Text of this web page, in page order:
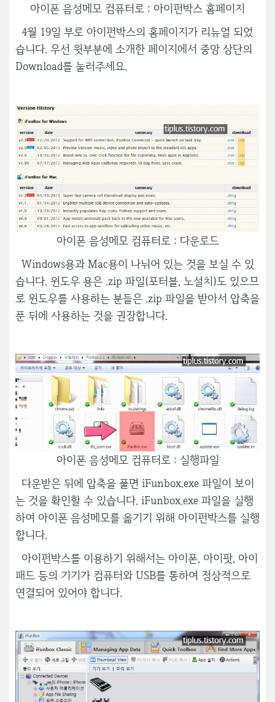
아이폰 음성메모 컴퓨터로 : 아이펀박스 홈페이지
4월 19일 부로 아이펀박스의 홈페이지가 리뉴얼 되었
습니다. 우선 윗부분에 소개한 페이지에서 중앙 상단의
Download를 눌러주세요.
아이폰 음성메모 컴퓨터로 : 다운로드
Windows용과 Mac용이 나뉘어 있는 것을 보실 수 있
습니다. 윈도우 용은 .zip 파일(포터블, 노설치)도 있으므
로 윈도우를 사용하는 분들은 .zip 파일을 받아서 압축을
푼 뒤에 사용하는 것을 권장합니다.
아이폰 음성메모 컴퓨터로 : 실행파일
다운받은 뒤에 압축을 풀면 iFunbox.exe 파일이 보이
는 것을 확인할 수 있습니다. iFunbox.exe 파일을 실행
하여 아이폰 음성메모를 옮기기 위해 아이펀박스를 실행
합니다.
아이펀박스를 이용하기 위해서는 아이폰, 아이팟, 아이
패드 등의 기기가 컴퓨터와 USB를 통하여 정상적으로
연결되어 있어야 합니다.